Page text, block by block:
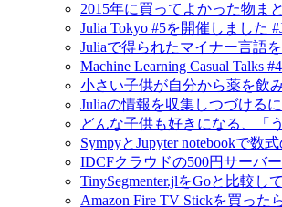
2015年に買ってよかった物ま
Julia Tokyo #5を開催しました
Juliaで得られたマイナー言語
Machine Learning Casual Talks
小さい子供が自分から薬を飲
Juliaの情報を収集しつづける
どんな子供も好きになる、「
SympyとJupyter notebookで数
IDCFクラウドの500円サーバ
TinySegmenter.jlをGoと比較
Amazon Fire TV Stickを買った